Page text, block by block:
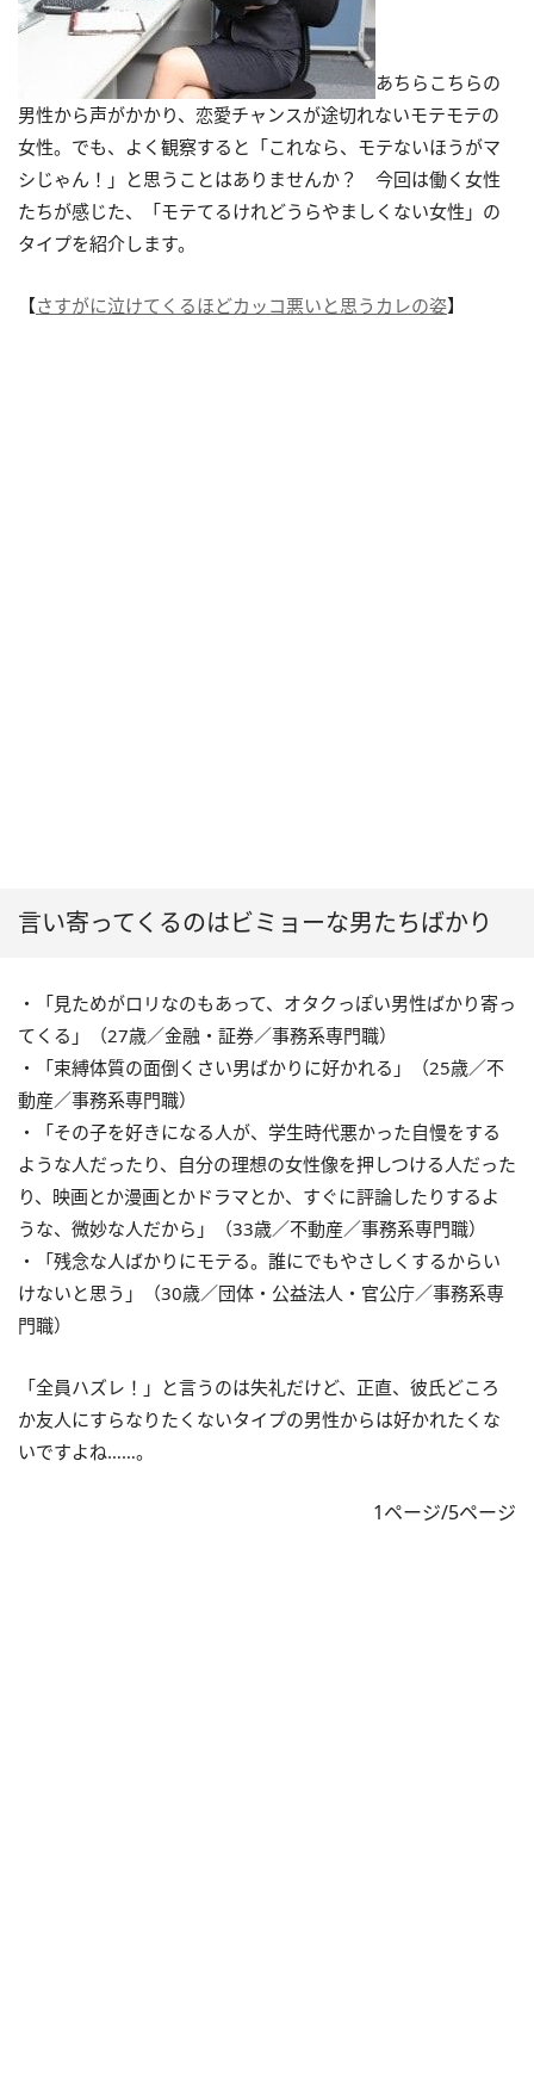
あちらこちらの
男性から声がかかり、恋愛チャンスが途切れないモテモテの
女性。でも、よく観察すると「これなら、モテないほうがマ
シじゃん！」と思うことはありませんか？ 今回は働く女性
たちが感じた、「モテてるけれどうらやましくない女性」の
タイプを紹介します。
【さすがに泣けてくるほどカッコ悪いと思うカレの姿】
言い寄ってくるのはビミョーな男たちばかり
・「見ためがロリなのもあって、オタクっぽい男性ばかり寄っ
てくる」（27歳／金融・証券／事務系専門職）
・「束縛体質の面倒くさい男ばかりに好かれる」（25歳／不
動産／事務系専門職）
・「その子を好きになる人が、学生時代悪かった自慢をする
ような人だったり、自分の理想の女性像を押しつける人だった
り、映画とか漫画とかドラマとか、すぐに評論したりするよ
うな、微妙な人だから」（33歳／不動産／事務系専門職）
・「残念な人ばかりにモテる。誰にでもやさしくするからい
けないと思う」（30歳／団体・公益法人・官公庁／事務系専
門職）
「全員ハズレ！」と言うのは失礼だけど、正直、彼氏どころ
か友人にすらなりたくないタイプの男性からは好かれたくな
いですよね……。
1ページ/5ページ